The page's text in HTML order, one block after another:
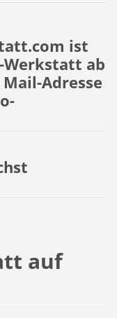
ist
Werkstatt ab
Adresse
auf